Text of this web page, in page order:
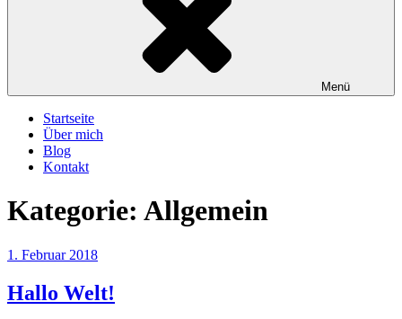
Menü
Startseite
Über mich
Blog
Kontakt
Kategorie: Allgemein
Veröffentlicht
1. Februar 2018
Hallo Welt!